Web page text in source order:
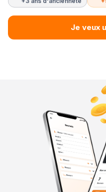
Je veux